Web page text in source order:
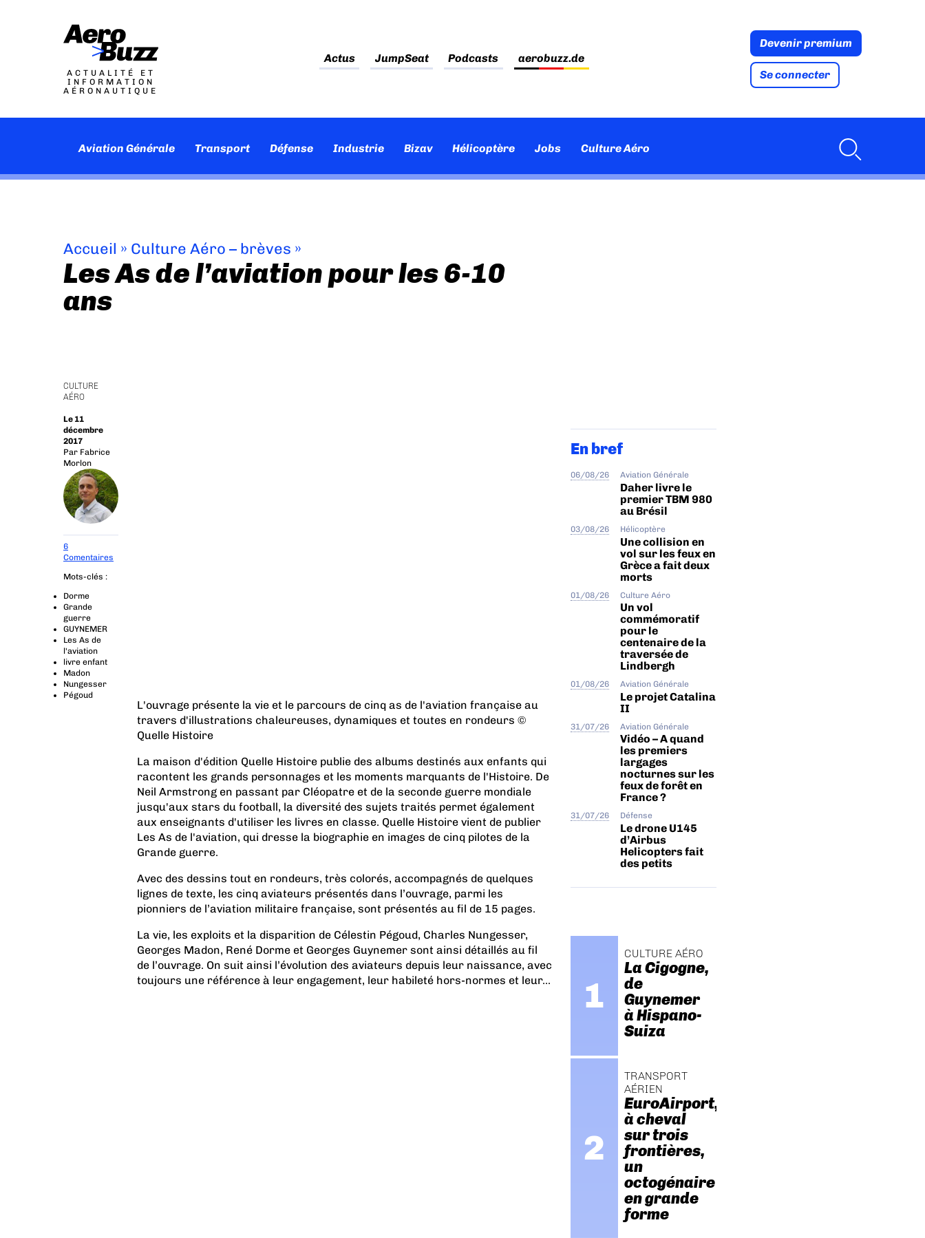
ACTUALITÉ ET
INFORMATION
AÉRONAUTIQUE
Actus JumpSeat Podcasts aerobuzz.de
Devenir premium
Se connecter
Aviation Générale Transport Défense Industrie Bizav Hélicoptère Jobs Culture Aéro
Accueil » Culture Aéro – brèves »
Les As de l’aviation pour les 6-10
ans
CULTURE
AÉRO
Le 11
décembre
2017
Par Fabrice
Morlon
6
Comentaires
Mots-clés :
Dorme
Grande
guerre
GUYNEMER
Les As de
l'aviation
livre enfant
Madon
Nungesser
Pégoud
L'ouvrage présente la vie et le parcours de cinq as de l'aviation française au
travers d'illustrations chaleureuses, dynamiques et toutes en rondeurs ©
Quelle Histoire
La maison d'édition Quelle Histoire publie des albums destinés aux enfants qui
racontent les grands personnages et les moments marquants de l'Histoire. De
Neil Armstrong en passant par Cléopatre et de la seconde guerre mondiale
jusqu'aux stars du football, la diversité des sujets traités permet également
aux enseignants d'utiliser les livres en classe. Quelle Histoire vient de publier
Les As de l'aviation, qui dresse la biographie en images de cinq pilotes de la
Grande guerre.
Avec des dessins tout en rondeurs, très colorés, accompagnés de quelques
lignes de texte, les cinq aviateurs présentés dans l’ouvrage, parmi les
pionniers de l’aviation militaire française, sont présentés au fil de 15 pages.
La vie, les exploits et la disparition de Célestin Pégoud, Charles Nungesser,
Georges Madon, René Dorme et Georges Guynemer sont ainsi détaillés au fil
de l’ouvrage. On suit ainsi l’évolution des aviateurs depuis leur naissance, avec
toujours une référence à leur engagement, leur habileté hors-normes et leur...
En bref
06/08/26 Aviation Générale
Daher livre le
premier TBM 980
au Brésil
03/08/26 Hélicoptère
Une collision en
vol sur les feux en
Grèce a fait deux
morts
01/08/26 Culture Aéro
Un vol
commémoratif
pour le
centenaire de la
traversée de
Lindbergh
01/08/26 Aviation Générale
Le projet Catalina
II
31/07/26 Aviation Générale
Vidéo – A quand
les premiers
largages
nocturnes sur les
feux de forêt en
France ?
31/07/26 Défense
Le drone U145
d’Airbus
Helicopters fait
des petits
CULTURE AÉRO
La Cigogne,
de
Guynemer
à Hispano-
Suiza
TRANSPORT
AÉRIEN
EuroAirport,
à cheval
sur trois
frontières,
un
octogénaire
en grande
forme